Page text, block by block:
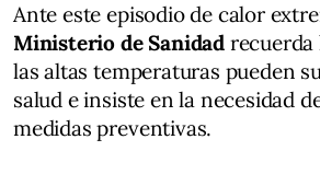
Ante este episodio de calor
Ministerio de Sanidad recuerda
las altas temperaturas pueden
salud e insiste en la necesidad
medidas preventivas.